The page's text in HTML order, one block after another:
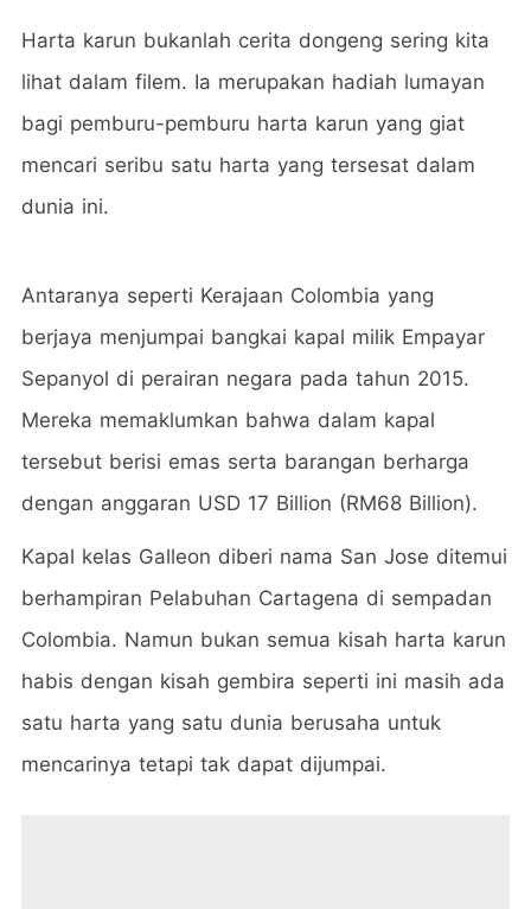
Harta karun bukanlah cerita dongeng sering kita
lihat dalam filem. Ia merupakan hadiah lumayan
bagi pemburu-pemburu harta karun yang giat
mencari seribu satu harta yang tersesat dalam
dunia ini.
Antaranya seperti Kerajaan Colombia yang
berjaya menjumpai bangkai kapal milik Empayar
Sepanyol di perairan negara pada tahun 2015.
Mereka memaklumkan bahwa dalam kapal
tersebut berisi emas serta barangan berharga
dengan anggaran USD 17 Billion (RM68 Billion).
Kapal kelas Galleon diberi nama San Jose ditemui
berhampiran Pelabuhan Cartagena di sempadan
Colombia. Namun bukan semua kisah harta karun
habis dengan kisah gembira seperti ini masih ada
satu harta yang satu dunia berusaha untuk
mencarinya tetapi tak dapat dijumpai.